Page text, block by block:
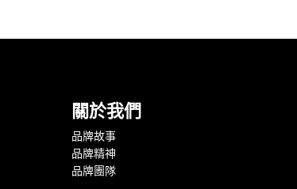
關於我們
品牌故事
品牌精神
品牌團隊